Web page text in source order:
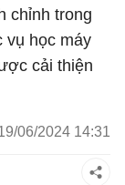
chỉnh trong
vụ học máy
cải thiện
06/2024 14:31